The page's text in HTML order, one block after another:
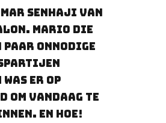
Senhaji van
Mario die
paar onnodige
was er op
om vandaag te
en hoe!